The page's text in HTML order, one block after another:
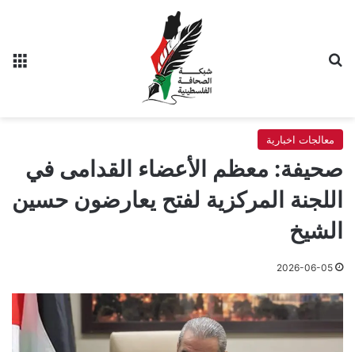
معالجات اخبارية
صحيفة: معظم الأعضاء القدامى في
اللجنة المركزية لفتح يعارضون حسين
الشيخ
2026-06-05